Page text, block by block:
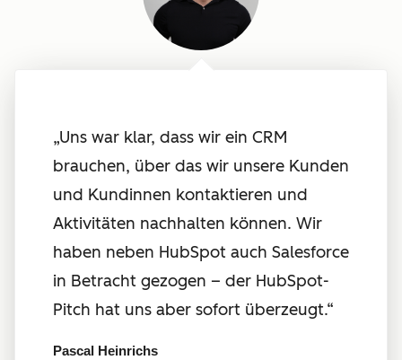
„Uns war klar, dass wir ein CRM
brauchen, über das wir unsere Kunden
und Kundinnen kontaktieren und
Aktivitäten nachhalten können. Wir
haben neben HubSpot auch Salesforce
in Betracht gezogen – der HubSpot-
Pitch hat uns aber sofort überzeugt.“
Pascal Heinrichs